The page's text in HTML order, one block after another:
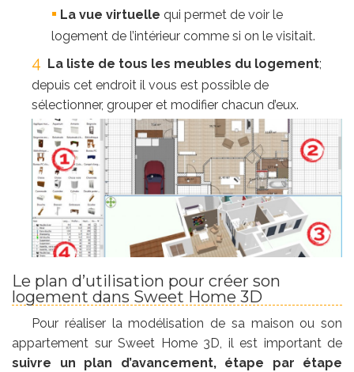
La vue virtuelle qui permet de voir le
logement de l’intérieur comme si on le visitait.
La liste de tous les meubles du logement;
depuis cet endroit il vous est possible de
sélectionner, grouper et modifier chacun d’eux.
Le plan d’utilisation pour créer son
logement dans Sweet Home 3D
Pour réaliser la modélisation de sa maison ou son
appartement sur Sweet Home 3D, il est important de
suivre un plan d’avancement, étape par étape